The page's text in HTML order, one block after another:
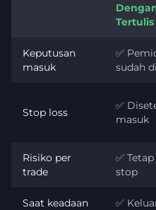
Tertulis
Keputusan
masuk
✅
sudah
Stop loss
✅
masuk
Risiko per
trade
✅
stop
Saat keadaan
✅